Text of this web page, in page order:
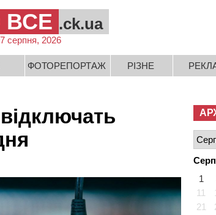
ВСЕ .ck.ua
серпня, 2026
ФОТОРЕПОРТАЖ РІЗНЕ
1
11
21